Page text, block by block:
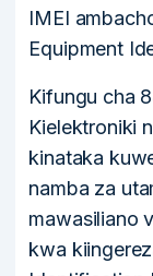
IMEI
Equipment
Kifungu cha
Kielektroniki
kinataka
namba za
mawasiliano
kwa